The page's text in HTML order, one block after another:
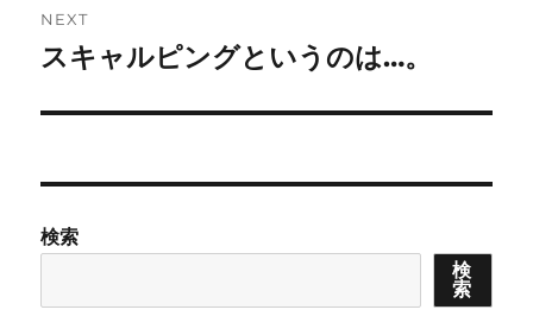
NEXT
Next
スキャルピングというのは…。
検索
検
索